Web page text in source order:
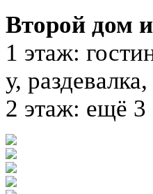
Второй дом
1 этаж:
у,
2 этаж: ещё 3